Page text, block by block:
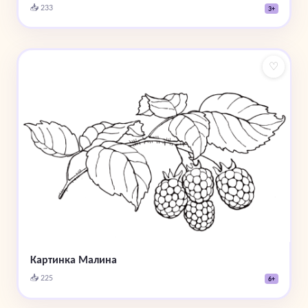
📥 233 3+
♡
Картинка Малина
📥 225 6+